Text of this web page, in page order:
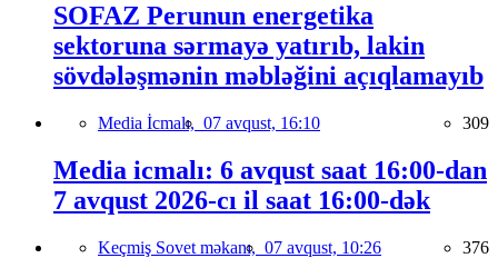
SOFAZ Perunun energetika
sektoruna sərmayə yatırıb, lakin
sövdələşmənin məbləğini açıqlamayıb
Media İcmalı, 07 avqust, 16:10 309
Media icmalı: 6 avqust saat 16:00-dan
7 avqust 2026-cı il saat 16:00-dək
Keçmiş Sovet məkanı, 07 avqust, 10:26 376